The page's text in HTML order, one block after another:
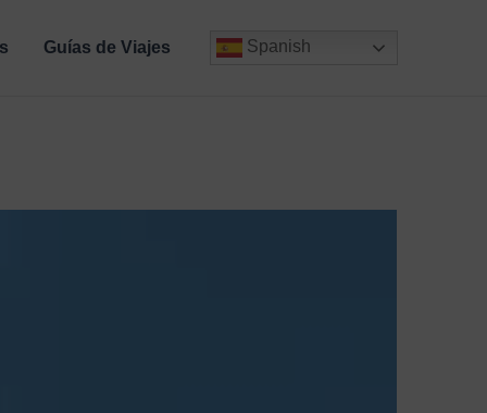
Guías de Viajes Spanish